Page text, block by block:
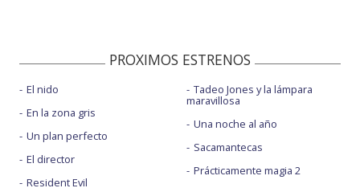
PROXIMOS ESTRENOS
El nido
En la zona gris
Un plan perfecto
El director
Resident Evil
Tadeo Jones y la lámpara
maravillosa
Una noche al año
Sacamantecas
Prácticamente magia 2